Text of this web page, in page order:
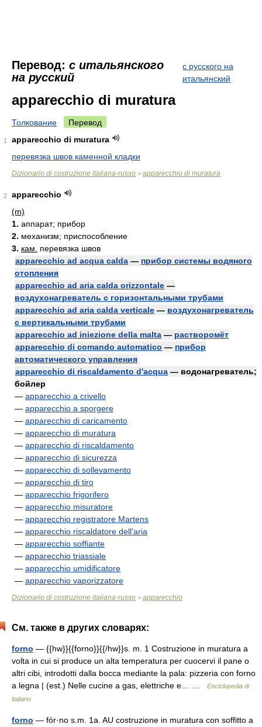
Перевод: с итальянского
на русский
с русского на
итальянский
apparecchio di muratura
Толкование Перевод
1
apparecchio di muratura
перевязка швов каменной кладки
Dizionario di costruzione italiana-russo > apparecchio di muratura
2
apparecchio
(m)
1. аппарат; прибор
2. механизм; приспособление
3. кам.
перевязка швов
apparecchio ad acqua calda — прибор системы водяного
отопления
apparecchio ad aria calda orizzontale —
воздухонагреватель с горизонтальными трубами
apparecchio ad aria calda verticale — воздухонагреватель
с вертикальными трубами
apparecchio ad iniezione della malta — растворомёт
apparecchio di comando automatico — прибор
автоматического управления
apparecchio di riscaldamento d'acqua — водонагреватель;
бойлер
— apparecchio a crivello
— apparecchio a sporgere
— apparecchio di caricamento
— apparecchio di muratura
— apparecchio di riscaldamento
— apparecchio di sicurezza
— apparecchio di sollevamento
— apparecchio di tiro
— apparecchio frigorifero
— apparecchio misuratore
— apparecchio registratore Martens
— apparecchio riscaldatore dell'aria
— apparecchio soffiante
— apparecchio triassiale
— apparecchio umidificatore
— apparecchio vaporizzatore
Dizionario di costruzione italiana-russo > apparecchio
См. также в других словарях:
forno — {{hw}}{{forno}}{{/hw}}s. m. 1 Costruzione in muratura a
volta in cui si produce un alta temperatura per cuocervi il pane o
altri cibi, introdotti dalla bocca mediante la pala: pizzeria con forno
a legna | (est.) Nelle cucine a gas, elettriche e… …
Enciclopedia di
italiano
forno — fór·no s.m. 1a. AU costruzione in muratura con soffitto a